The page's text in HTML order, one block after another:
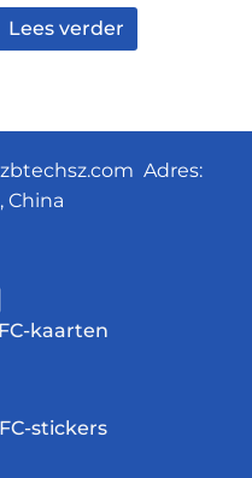
Lees verder
Adres:
China
kaarten
stickers